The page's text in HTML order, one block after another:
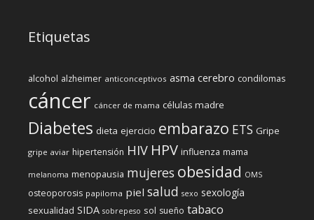
Etiquetas
alcohol alzheimer anticonceptivos asma cerebro condilomas
cáncer cáncer de mama células madre
Diabetes dieta ejercicio embarazo ETS Gripe
gripe aviar hipertensión HIV HPV influenza mama
melanoma menopausia mujeres obesidad OMS
osteoporosis papiloma piel salud sexo sexología
sexualidad SIDA sobrepeso sol sueño tabaco